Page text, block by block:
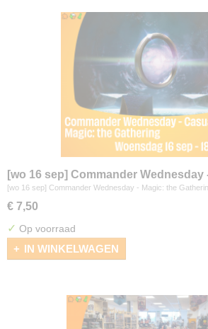
[wo 16 sep] Commander Wednesday
Gathering
[wo 16 sep] Commander Wednesday - Magic: the
€ 7,50
✓ Op voorraad
IN WINKELWAGEN